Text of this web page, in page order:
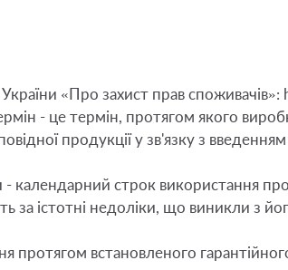
«Про захист прав споживачів»:
- це термін, протягом якого
продукції у зв'язку з введенням
календарний строк використання
за істотні недоліки, що виникли з
протягом встановленого